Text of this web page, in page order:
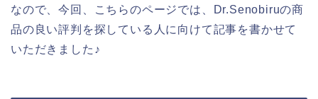
なので、今回、こちらのページでは、Dr.Senobiruの商
品の良い評判を探している人に向けて記事を書かせて
いただきました♪